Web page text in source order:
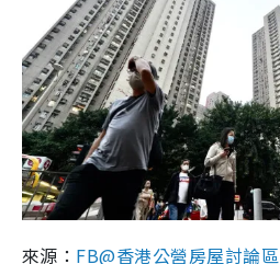
來源： FB@香港公營房屋討論區